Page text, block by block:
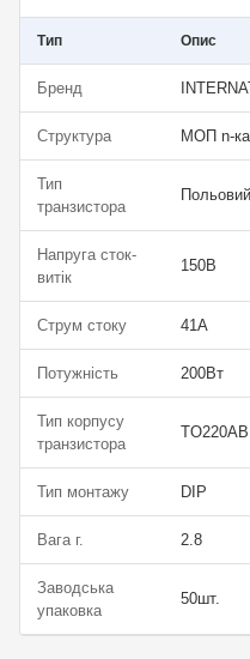
Тип Опис
Бренд
Структура МОП n-
Тип
транзистора
Польовий
Напруга сток-
витік
150В
Струм стоку 41А
Потужність 200Вт
Тип корпусу
транзистора
TO220AB
Тип монтажу DIP
Вага г. 2.8
Заводська
упаковка
50шт.